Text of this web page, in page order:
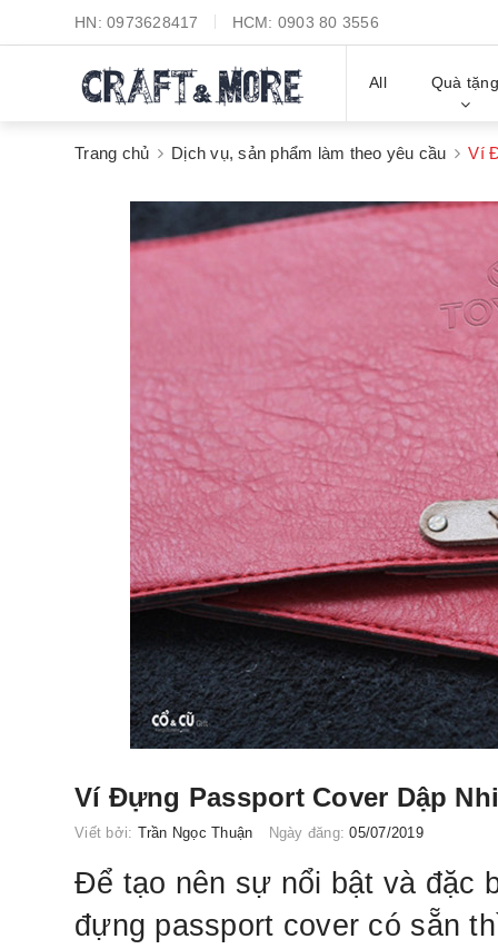
HN: 0973628417 HCM: 0903 80 3556
All Quà tặng
Trang chủ Dịch vụ, sản phẩm làm theo yêu cầu Ví
Ví Đựng Passport Cover Dập
Viết bởi: Trần Ngọc Thuận Ngày đăng:05/07/2019
Để tạo nên sự nổi bật và đặc
đựng passport cover có sẵn